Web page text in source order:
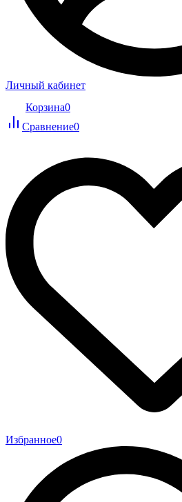
Личный кабинет
Корзина0
Сравнение0
Избранное0